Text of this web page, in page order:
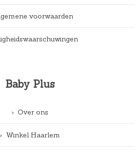
voorwaarden
Baby Plus
Over ons
Winkel Haarlem